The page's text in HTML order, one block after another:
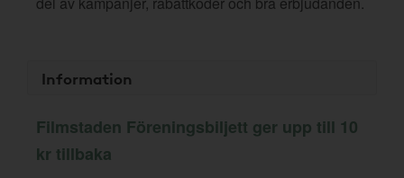
Information
Filmstaden Föreningsbiljett ger upp till 10
kr tillbaka